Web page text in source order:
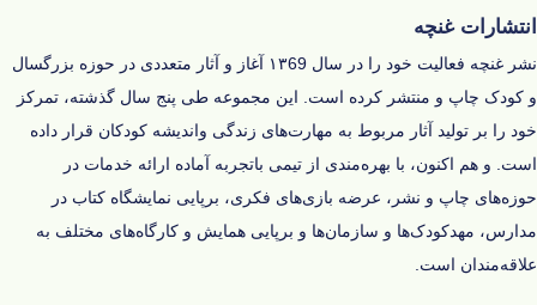
انتشارات غنچه
نشر غنچه فعالیت خود را در سال ۱۳69 آغاز و‌ آثار متعددی در حوزه‌ بزرگسال
و کودک چاپ و منتشر کرده است. این مجموعه طی پنج سال گذشته، تمرکز
خود را بر تولید آثار مربوط به مهارت‌های زندگی و‌اندیشه‌ کودکان قرار داده
است. و هم اکنون، با بهره‌مندی از تیمی باتجربه آماده‌ ارائه‌ خدمات در
حوزه‌های چاپ و نشر، عرضه‌ بازی‌های فکری، برپایی نمایشگاه کتاب در
مدارس، مهدکودک‌ها و سازمان‌ها و برپایی همایش و کارگاه‌های مختلف به
علاقه‌مندان است.